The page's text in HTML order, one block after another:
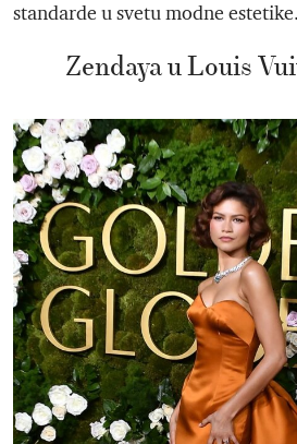
standarde u svetu modne estetike.
Zendaya u Louis